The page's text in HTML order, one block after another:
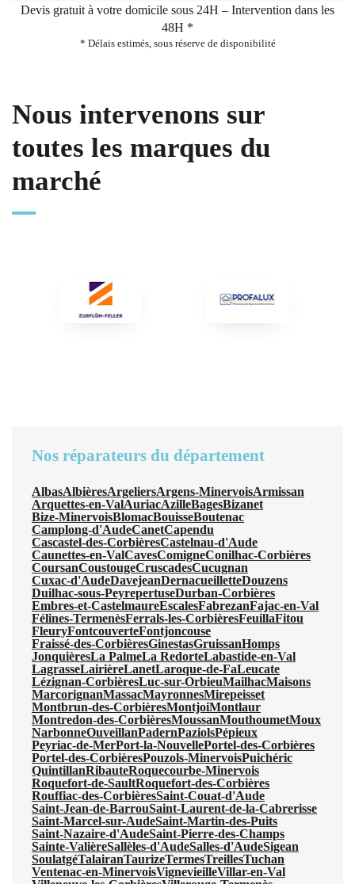
Devis gratuit à votre domicile sous 24H – Intervention dans les
48H *
* Délais estimés, sous réserve de disponibilité
Nous intervenons sur
toutes les marques du
marché
Nos réparateurs du département
AlbasAlbièresArgeliersArgens-MinervoisArmissan
Arquettes-en-ValAuriacAzilleBagesBizanet
Bize-MinervoisBlomacBouisseBoutenac
Camplong-d'AudeCanetCapendu
Cascastel-des-CorbièresCastelnau-d'Aude
Caunettes-en-ValCavesComigneConilhac-Corbières
CoursanCoustougeCruscadesCucugnan
Cuxac-d'AudeDavejeanDernacueilletteDouzens
Duilhac-sous-PeyrepertuseDurban-Corbières
Embres-et-CastelmaureEscalesFabrezanFajac-en-Val
Félines-TermenèsFerrals-les-CorbièresFeuillaFitou
FleuryFontcouverteFontjoncouse
Fraissé-des-CorbièresGinestasGruissanHomps
JonquièresLa PalmeLa RedorteLabastide-en-Val
LagrasseLairièreLanetLaroque-de-FaLeucate
Lézignan-CorbièresLuc-sur-OrbieuMailhacMaisons
MarcorignanMassacMayronnesMirepeisset
Montbrun-des-CorbièresMontjoiMontlaur
Montredon-des-CorbièresMoussanMouthoumetMoux
NarbonneOuveillanPadernPaziolsPépieux
Peyriac-de-MerPort-la-NouvellePortel-des-Corbières
Portel-des-CorbièresPouzols-MinervoisPuichéric
QuintillanRibauteRoquecourbe-Minervois
Roquefort-de-SaultRoquefort-des-Corbières
Rouffiac-des-CorbièresSaint-Couat-d'Aude
Saint-Jean-de-BarrouSaint-Laurent-de-la-Cabrerisse
Saint-Marcel-sur-AudeSaint-Martin-des-Puits
Saint-Nazaire-d'AudeSaint-Pierre-des-Champs
Sainte-ValièreSallèles-d'AudeSalles-d'AudeSigean
SoulatgéTalairanTaurizeTermesTreillesTuchan
Ventenac-en-MinervoisVignevieilleVillar-en-Val